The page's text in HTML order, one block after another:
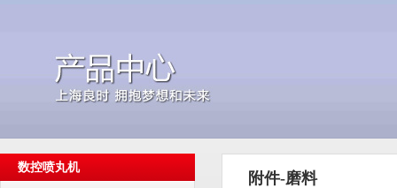
数控喷丸机
附件-磨料